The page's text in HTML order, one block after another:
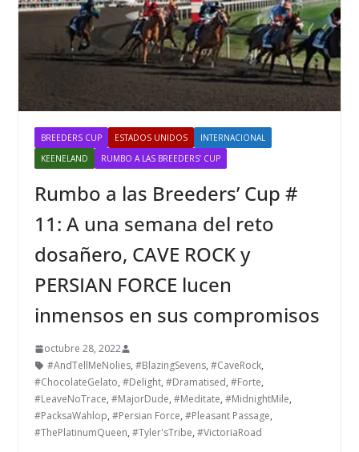
BREEDERS CUP ESTADOS UNIDOS
INTERNACIONAL
KEENELAND
RUMBO A LAS BREEDERS’ CUP
Rumbo a las Breeders’ Cup #
11: A una semana del reto
dosañero, CAVE ROCK y
PERSIAN FORCE lucen
inmensos en sus compromisos
octubre 28, 2022
#AndTellMeNolies, #BlazingSevens, #CaveRock,
#ChocolateGelato, #Delight, #Dramatised, #Forte,
#LeaveNoTrace, #MajorDude, #Meditate, #MidnightMile,
#PacksaWahlop, #Persian Force, #Pleasant Passage,
#ThePlatinumQueen, #Tyler'sTribe, #VictoriaRoad